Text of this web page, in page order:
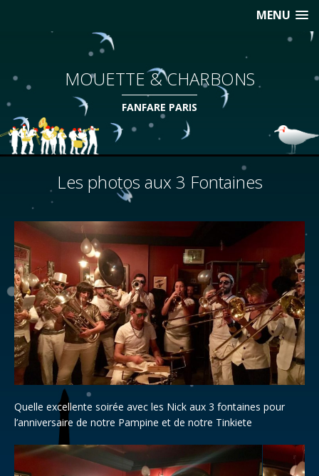
MENU
MOUETTE & CHARBONS
FANFARE PARIS
Les photos aux 3 Fontaines
Quelle excellente soirée avec les Nick aux 3 fontaines pour
l’anniversaire de notre Pampine et de notre Tinkiete